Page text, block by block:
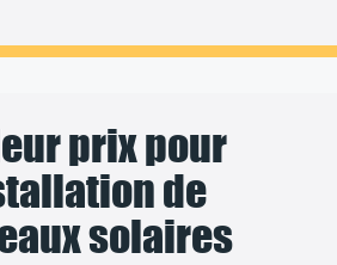
prix pour
de
solaires